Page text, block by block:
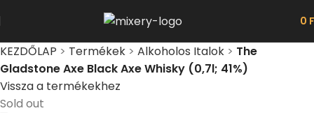
0
KEZDŐLAP > Termékek > Alkoholos Italok > The
Gladstone Axe Black Axe Whisky (0,7l; 41%)
Vissza a termékekhez
Sold out